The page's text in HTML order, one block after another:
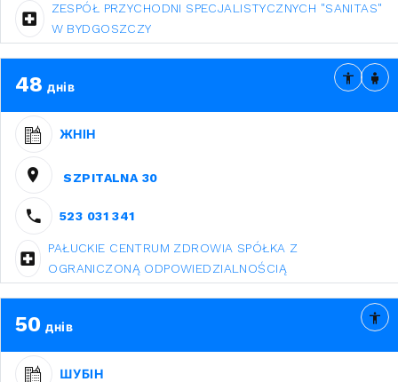
ZESPÓŁ PRZYCHODNI SPECJALISTYCZNYCH "SANITAS"
W BYDGOSZCZY
48 днів
ЖНІН
SZPITALNA 30
523 031 341
PAŁUCKIE CENTRUM ZDROWIA SPÓŁKA Z
OGRANICZONĄ ODPOWIEDZIALNOŚCIĄ
50 днів
ШУБІН